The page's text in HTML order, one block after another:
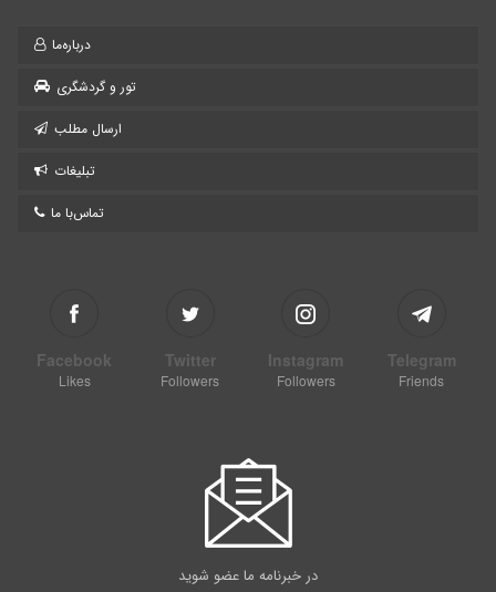
درباره‌ما
تور و گردشگری
ارسال مطلب
تبلیغات
تماس‌با ما
Facebook
Likes
Twitter
Followers
Instagram
Followers
Telegram
Friends
در خبرنامه ما عضو شوید